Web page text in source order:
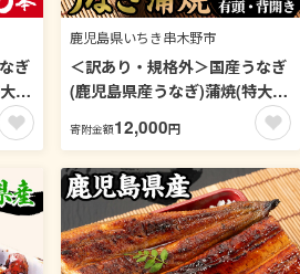
ぎ
サ
蒲
産
装
鹿児島県いちき串木野市
＜訳あり・規格外＞国産うなぎ
(鹿児島県産うなぎ)蒲焼(特大サ
イズ1尾・約190g超) タレ付き
国産 国産魚 九州産 鹿児島県産
魚 魚介 鰻 うなぎ ウナギ 蒲焼
蒲焼き 惣菜 冷凍 真空包装 簡易
包装 贈答品 ギフト【南竹鰻加
工】【00-025-19-90】
寄附金額12,000円